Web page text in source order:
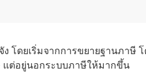
โดยเริ่มจากการขยายฐานภาษี
ต่อยู่นอกระบบภาษีให้มากขึ้น